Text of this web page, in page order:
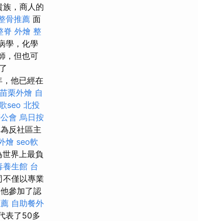
族，商人的
骨推薦 面
脊 外燴 整
學，化學
，但也可
他已經在
苗栗外燴 自
seo 北投
會 烏日按
反社區主
燴 seo軟
界上最負
養生館 台
不僅以專業
他參加了認
自助餐外
表了50多